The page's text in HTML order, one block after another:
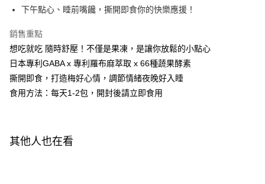
AFTEE先享後付
【關於「AFTEE先享後付」】
AFTEE先享後付是「在收到商品之後才付款」的支付方式。 讓您購物簡單
１．簡單：不需註冊會員、不需綁卡、不需儲值。
２．便利：只要手機號碼，簡訊認證，即可結帳。
３．安心：先確認商品／服務後，再付款。
２．訂單成立數日內，您將收到繳費通知簡訊。
ATM付款
運送方式
全家付款取貨
每筆NT$100，滿NT$600(含以上)免運費
下午點心、睡前嘴饞，撕開即食你的快樂應援！
銷售重點
想吃就吃 隨時舒壓！不僅是果凍，是讓你放鬆的小點心
日本專利GABA x 專利羅布麻萃取 x 66種蔬果酵素
撕開即食，打造梅好心情，調節情緒夜晚好入睡
食用方法：每天1-2包，開封後請立即食用
其他人也在看